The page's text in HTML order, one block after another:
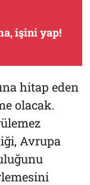
işini yap!
hitap eden
olacak.
Avrupa